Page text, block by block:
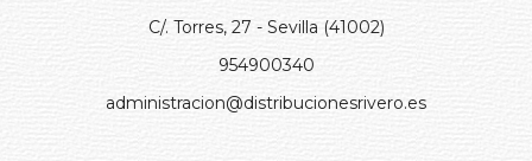
C/. Torres, 27 - Sevilla (41002)
954900340
administracion@distribucionesrivero.es